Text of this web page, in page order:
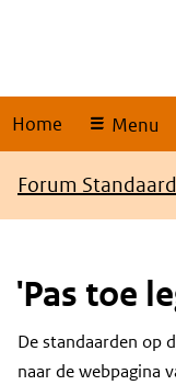
Home Menu
Kruimelpad
Forum
'Pas toe
Content
De standaarden op
naar de webpagina